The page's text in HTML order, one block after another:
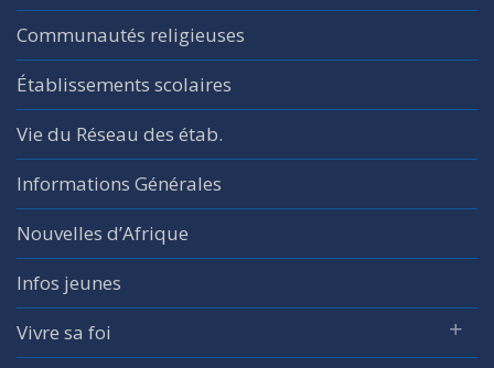
Communautés religieuses
Établissements scolaires
Vie du Réseau des étab.
Informations Générales
Nouvelles d’Afrique
Infos jeunes
Vivre sa foi